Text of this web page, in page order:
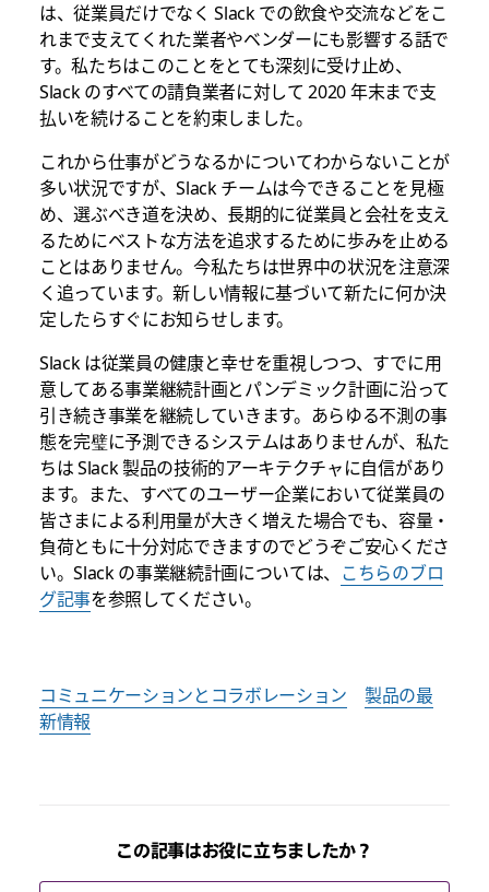
は、従業員だけでなく Slack での飲食や交流などをこ
れまで支えてくれた業者やベンダーにも影響する話で
す。私たちはこのことをとても深刻に受け止め、
Slack のすべての請負業者に対して 2020 年末まで支
払いを続けることを約束しました。
これから仕事がどうなるかについてわからないことが
多い状況ですが、Slack チームは今できることを見極
め、選ぶべき道を決め、長期的に従業員と会社を支え
るためにベストな方法を追求するために歩みを止める
ことはありません。今私たちは世界中の状況を注意深
く追っています。新しい情報に基づいて新たに何か決
定したらすぐにお知らせします。
Slack は従業員の健康と幸せを重視しつつ、すでに用
意してある事業継続計画とパンデミック計画に沿って
引き続き事業を継続していきます。あらゆる不測の事
態を完璧に予測できるシステムはありませんが、私た
ちは Slack 製品の技術的アーキテクチャに自信があり
ます。また、すべてのユーザー企業において従業員の
皆さまによる利用量が大きく増えた場合でも、容量・
負荷ともに十分対応できますのでどうぞご安心くださ
い。Slack の事業継続計画については、 こちらのブロ
グ記事を参照してください。
コミュニケーションとコラボレーション
製品の最
新情報
この記事はお役に立ちましたか？